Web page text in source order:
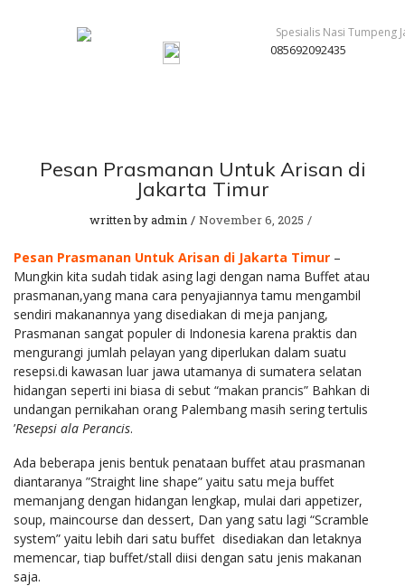
085692092435
Pesan Prasmanan Untuk Arisan di
Jakarta Timur
written byadmin November 6, 2025
Pesan Prasmanan Untuk Arisan di Jakarta Timur –
Mungkin kita sudah tidak asing lagi dengan nama Buffet atau
prasmanan,yang mana cara penyajiannya tamu mengambil
sendiri makanannya yang disediakan di meja panjang,
Prasmanan sangat populer di Indonesia karena praktis dan
mengurangi jumlah pelayan yang diperlukan dalam suatu
resepsi.di kawasan luar jawa utamanya di sumatera selatan
hidangan seperti ini biasa di sebut “makan prancis” Bahkan di
undangan pernikahan orang Palembang masih sering tertulis
’Resepsi ala Perancis.
Ada beberapa jenis bentuk penataan buffet atau prasmanan
diantaranya ”Straight line shape” yaitu satu meja buffet
memanjang dengan hidangan lengkap, mulai dari appetizer,
soup, maincourse dan dessert, Dan yang satu lagi “Scramble
system” yaitu lebih dari satu buffet disediakan dan letaknya
memencar, tiap buffet/stall diisi dengan satu jenis makanan
saja.